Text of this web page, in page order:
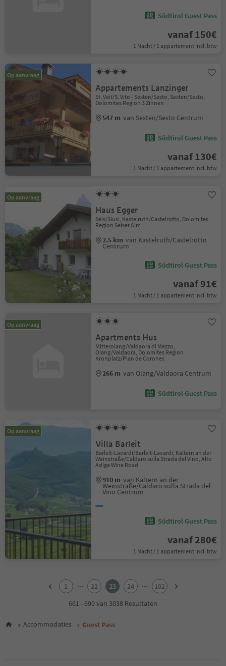
Südtirol Guest Pass
vanaf 150€
1 Nacht / 1 appartement Incl. btw
Op aanvraag
Appartements Lanzinger
St. Veit/S. Vito - Sexten/Sesto, Sexten/Sesto,
Dolomites Region 3 Zinnen
547 m van Sexten/Sesto Centrum
Südtirol Guest Pass
vanaf 130€
1 Nacht / 1 appartement Incl. btw
Op aanvraag
Haus Egger
Seis/Siusi, Kastelruth/Castelrotto, Dolomites
Region Seiser Alm
2.5 km van Kastelruth/Castelrotto
Centrum
Südtirol Guest Pass
vanaf 91€
1 Nacht / 1 appartement Incl. btw
Op aanvraag
Apartments Hus
Mitterolang/Valdaora di Mezzo,
Olang/Valdaora, Dolomites Region
Kronplatz/Plan de Corones
266 m van Olang/Valdaora Centrum
Südtirol Guest Pass
Op aanvraag
Villa Barleit
Barleit-Lavardi/Barleit-Lavardi, Kaltern an der
Weinstraße/Caldaro sulla Strada del Vino, Alto
Adige Wine Road
910 m van Kaltern an der
Weinstraße/Caldaro sulla Strada del
Vino Centrum
Südtirol Guest Pass
vanaf 280€
1 Nacht / 1 appartement Incl. btw
6
1 ... 22 23 24 ...
102
661 - 690 van 3038 Resultaten
Accommodaties Guest Pass